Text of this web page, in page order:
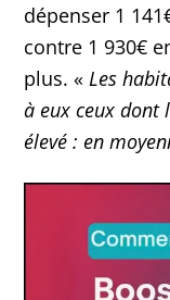
dépenser 1
contre 1 930€
plus. « Les
à eux ceux dont
élevé : en